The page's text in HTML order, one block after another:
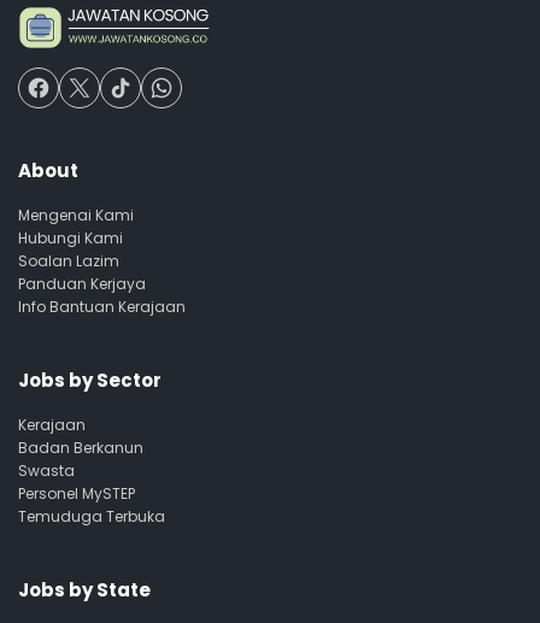
About
Mengenai Kami
Hubungi Kami
Soalan Lazim
Panduan Kerjaya
Info Bantuan Kerajaan
Jobs by Sector
Kerajaan
Badan Berkanun
Swasta
Personel MySTEP
Temuduga Terbuka
Jobs by State